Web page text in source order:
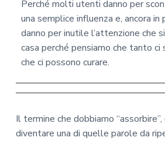
Perché molti utenti danno per
una semplice influenza e, ancora in
danno per inutile l’attenzione che
casa perché pensiamo che tanto
che ci possono curare.
Il termine che dobbiamo
diventare una di quelle parole da